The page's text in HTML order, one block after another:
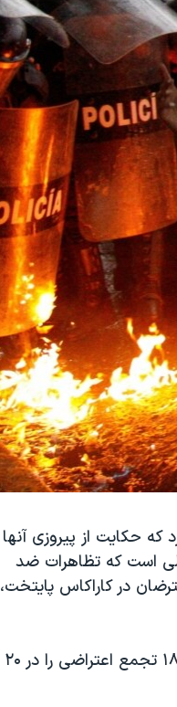
که حکایت از پیروزی آنها
است که تظاهرات ضد
در کاراکاس پایتخت،
«رصدخانه مناقشه ونزوئلا» اعلام کرد که تا ساعت ۶ بعد از ظهر ۱۸۷ تجمع اعتراضی را در ۲۰